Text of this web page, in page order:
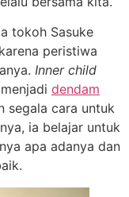
tokoh Sasuke
peristiwa
Inner child
dendam
segala cara untuk
ia belajar untuk
apa adanya dan